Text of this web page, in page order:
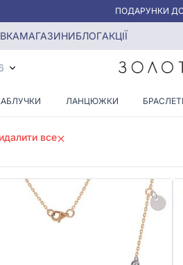
«КРАЩА
МАГАЗИНИБЛОГАКЦІЇ
ЛАНЦЮЖКИ
з червоно-білого золота
З
все